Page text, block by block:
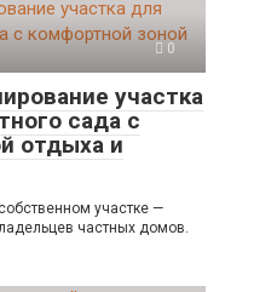
0
участка
сада с
отдыха и
участке —
частных домов.